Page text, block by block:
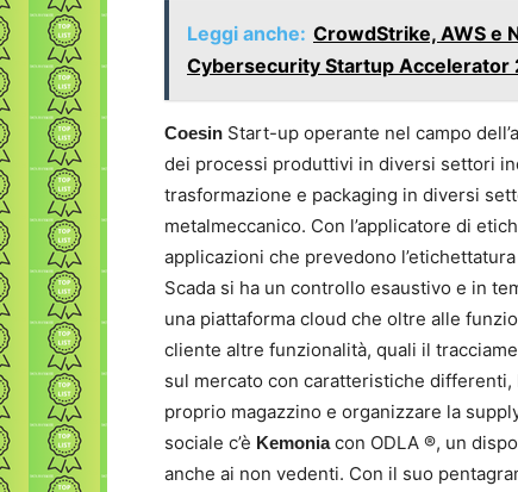
Leggi anche: CrowdStrike, AWS e
Cybersecurity Startup Accelerator
Coesin Start-up operante nel campo
dei processi produttivi in diversi settori
trasformazione e packaging in diversi
metalmeccanico. Con l’applicatore di
applicazioni che prevedono
Scada si ha un controllo esaustivo e in
una piattaforma cloud che oltre alle
cliente altre funzionalità, quali il
sul mercato con caratteristiche
proprio magazzino e organizzare la
sociale c’è Kemoniacon ODLA ®, un
anche ai non vedenti. Con il suo